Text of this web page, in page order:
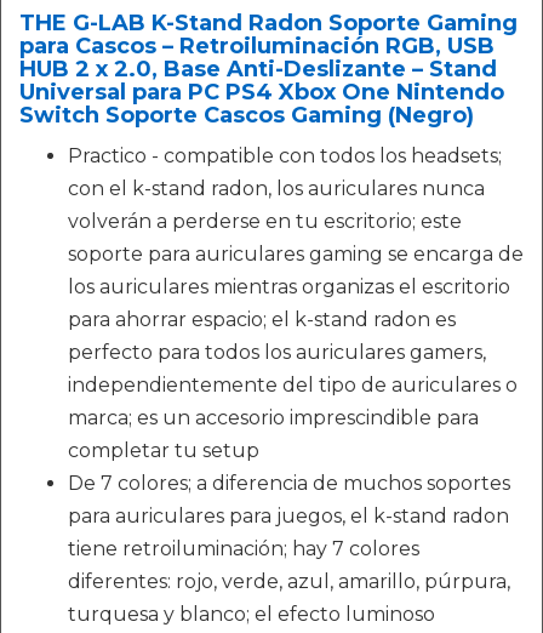
THE G-LAB K-Stand Radon Soporte Gaming
para Cascos – Retroiluminación RGB, USB
HUB 2 x 2.0, Base Anti-Deslizante – Stand
Universal para PC PS4 Xbox One Nintendo
Switch Soporte Cascos Gaming (Negro)
Practico - compatible con todos los headsets;
con el k-stand radon, los auriculares nunca
volverán a perderse en tu escritorio; este
soporte para auriculares gaming se encarga de
los auriculares mientras organizas el escritorio
para ahorrar espacio; el k-stand radon es
perfecto para todos los auriculares gamers,
independientemente del tipo de auriculares o
marca; es un accesorio imprescindible para
completar tu setup
De 7 colores; a diferencia de muchos soportes
para auriculares para juegos, el k-stand radon
tiene retroiluminación; hay 7 colores
diferentes: rojo, verde, azul, amarillo, púrpura,
turquesa y blanco; el efecto luminoso